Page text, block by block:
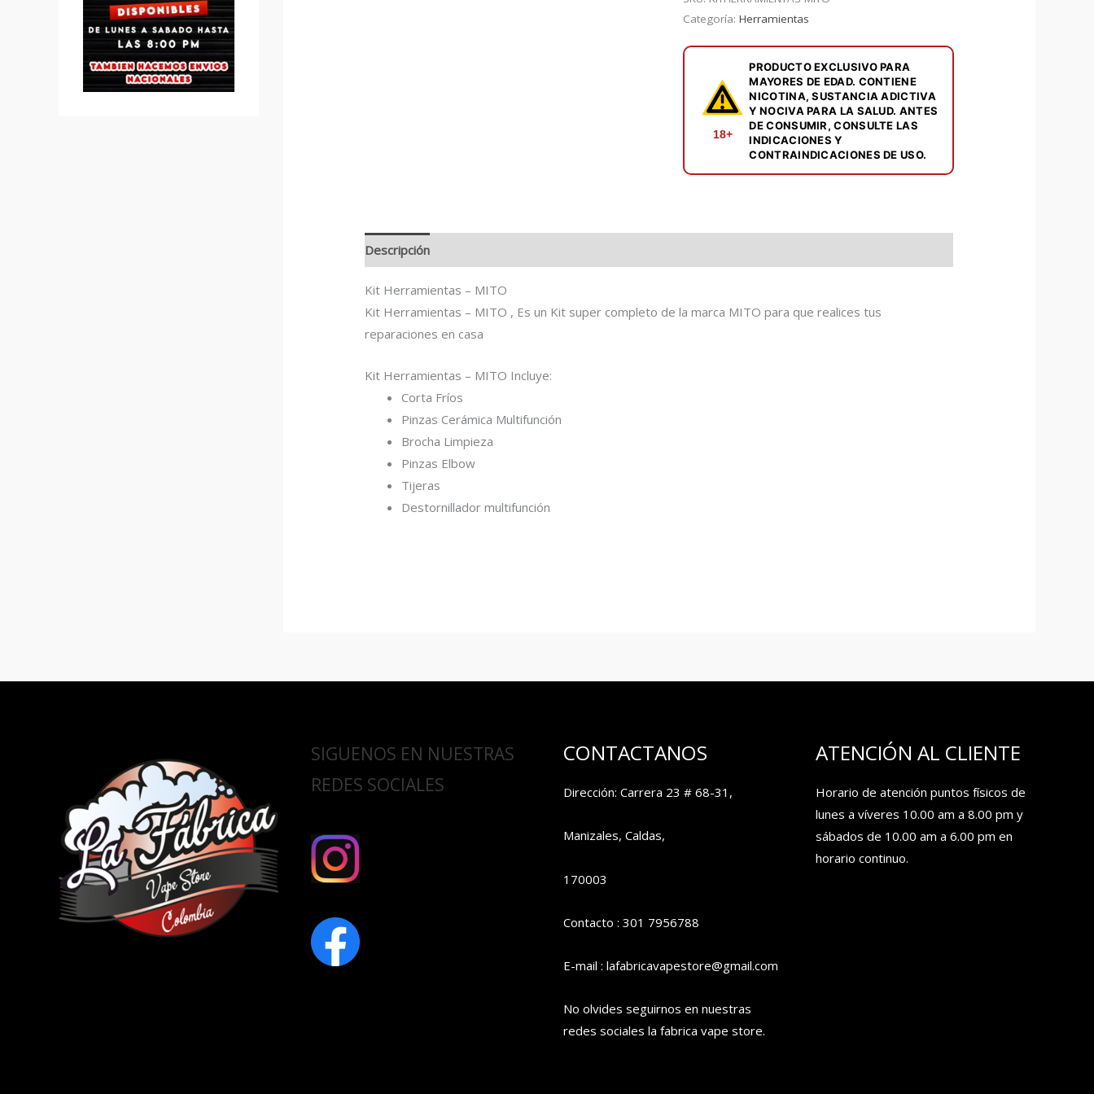
MITO
Categoría: Herramientas
18+
PRODUCTO EXCLUSIVO PARA
MAYORES DE EDAD. CONTIENE
NICOTINA, SUSTANCIA ADICTIVA
Y NOCIVA PARA LA SALUD. ANTES
DE CONSUMIR, CONSULTE LAS
INDICACIONES Y
CONTRAINDICACIONES DE USO.
Descripción
Kit Herramientas – MITO
Kit Herramientas – MITO , Es un Kit super completo de la marca MITO para que realices tus
reparaciones en casa
Kit Herramientas – MITO Incluye:
Corta Fríos
Pinzas Cerámica Multifunción
Brocha Limpieza
Pinzas Elbow
Tijeras
Destornillador multifunción
SIGUENOS EN NUESTRAS
REDES SOCIALES
CONTACTANOS
Dirección: Carrera 23 # 68-31,
Manizales, Caldas,
170003
Contacto : 301 7956788
E-mail : lafabricavapestore@gmail.com
No olvides seguirnos en nuestras
redes sociales la fabrica vape store.
ATENCIÓN AL CLIENTE
Horario de atención puntos físicos de
lunes a víveres 10.00 am a 8.00 pm y
sábados de 10.00 am a 6.00 pm en
horario continuo.